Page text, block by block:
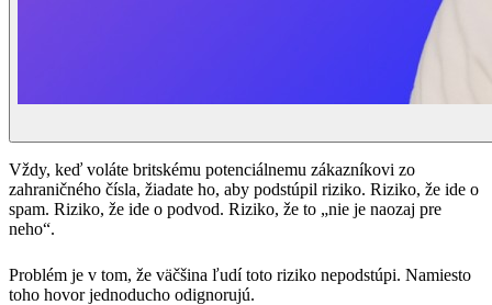
Vždy, keď voláte britskému potenciálnemu zákazníkovi zo
zahraničného čísla, žiadate ho, aby podstúpil riziko. Riziko, že ide o
spam. Riziko, že ide o podvod. Riziko, že to „nie je naozaj pre
neho“.
Problém je v tom, že väčšina ľudí toto riziko nepodstúpi. Namiesto
toho hovor jednoducho odignorujú.